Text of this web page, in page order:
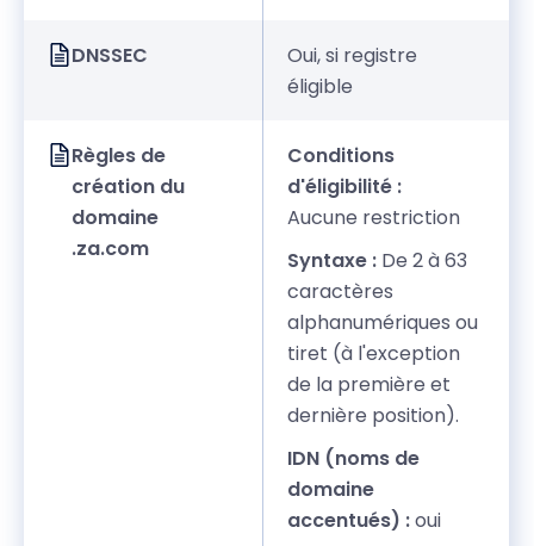
DNSSEC
Oui, si registre
éligible
Règles de
création du
domaine
.za.com
Conditions
d'éligibilité :
Aucune restriction
Syntaxe : De 2 à 63
caractères
alphanumériques ou
tiret (à l'exception
de la première et
dernière position).
IDN (noms de
domaine
accentués) :oui